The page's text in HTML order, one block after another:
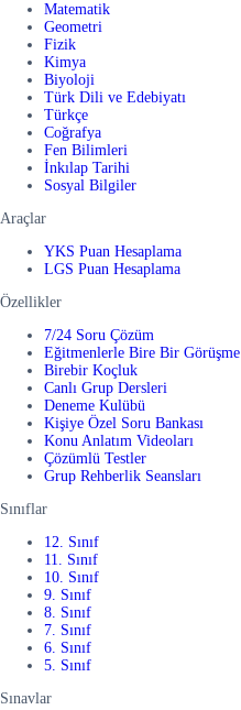
Matematik
Geometri
Fizik
Kimya
Biyoloji
Türk Dili ve Edebiyatı
Türkçe
Coğrafya
Fen Bilimleri
İnkılap Tarihi
Sosyal Bilgiler
Araçlar
YKS Puan Hesaplama
LGS Puan Hesaplama
Özellikler
7/24 Soru Çözüm
Eğitmenlerle Bire Bir Görüşme
Birebir Koçluk
Canlı Grup Dersleri
Deneme Kulübü
Kişiye Özel Soru Bankası
Konu Anlatım Videoları
Çözümlü Testler
Grup Rehberlik Seansları
Sınıflar
12. Sınıf
11. Sınıf
10. Sınıf
9. Sınıf
8. Sınıf
7. Sınıf
6. Sınıf
5. Sınıf
Sınavlar